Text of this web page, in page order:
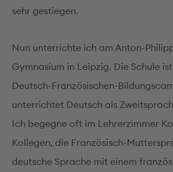
sehr gestiegen.
Nun unterrichte ich am Anton-
Gymnasium in Leipzig. Die Schule
Deutsch-Französischen-
unterrichtet Deutsch als
Ich begegne oft im Lehrerzimmer
Kollegen, die Französisch-
deutsche Sprache mit einem